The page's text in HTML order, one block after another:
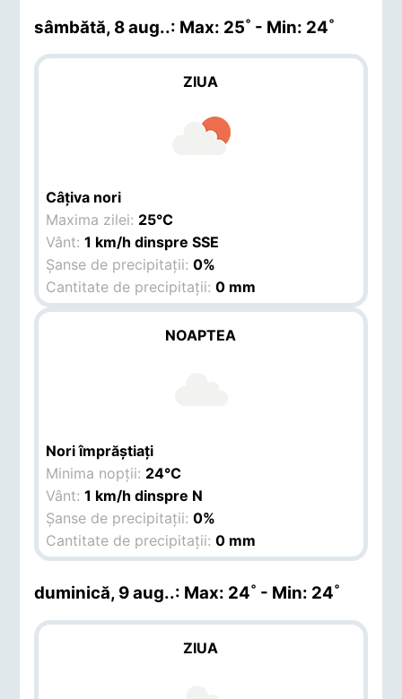
sâmbătă, 8 aug..: Max: 25˚ - Min: 24˚
ZIUA
Câțiva nori
Maxima zilei: 25°C
Vânt:1 km/h dinspre SSE
Șanse de precipitații:0%
Cantitate de precipitații:0 mm
NOAPTEA
Nori împrăștiați
Minima nopții: 24°C
Vânt:1 km/h dinspre N
Șanse de precipitații:0%
Cantitate de precipitații:0 mm
duminică, 9 aug..: Max: 24˚ - Min: 24˚
ZIUA